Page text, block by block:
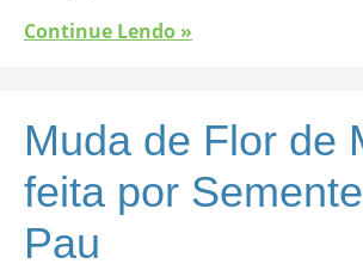
Continue Lendo »
Muda de Flor de
feita por
Pau